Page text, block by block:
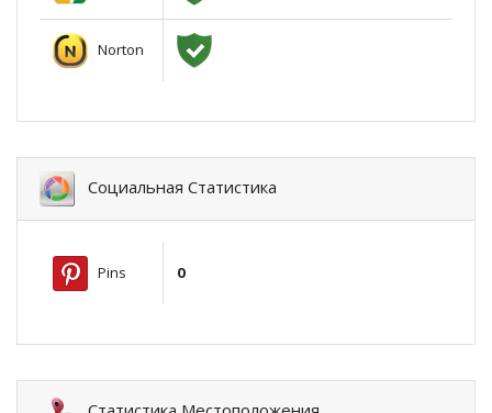
Norton
Социальная Статистика
Pins 0